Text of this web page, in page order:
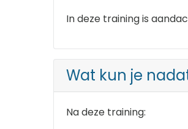
In deze training is
Wat kun je
Na deze training: